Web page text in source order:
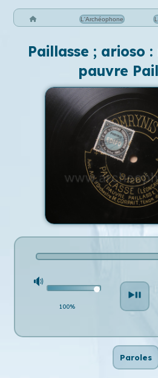
L'Archéophone
Paillasse ; arioso
pauvre
100%
Paroles